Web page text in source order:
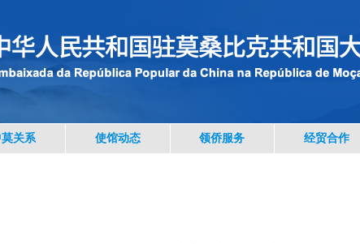
关系 使馆动态 领侨服务 经贸合作